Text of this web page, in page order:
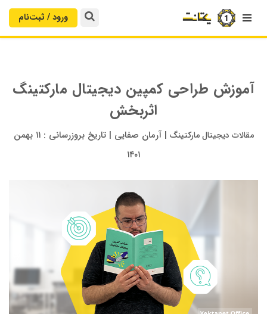
 ورود / ثبت‌‌نام
آموزش طراحی کمپین دیجیتال مارکتینگ
اثربخش
مقالات دیجیتال مارکتینگ |آرمان صفایی |تاریخ بروزرسانی : ۱۱ بهمن
۱۴۰۱